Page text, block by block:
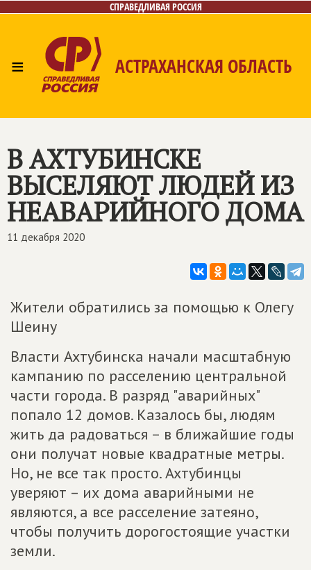
СПРАВЕДЛИВАЯ РОССИЯ
≡ АСТРАХАНСКАЯ ОБЛАСТЬ
Контакты
В АХТУБИНСКЕ
ВЫСЕЛЯЮТ ЛЮДЕЙ ИЗ
НЕАВАРИЙНОГО ДОМА
11 декабря 2020
Жители обратились за помощью к Олегу
Шеину
Власти Ахтубинска начали масштабную
кампанию по расселению центральной
части города. В разряд "аварийных"
попало 12 домов. Казалось бы, людям
жить да радоваться – в ближайшие годы
они получат новые квадратные метры.
Но, не все так просто. Ахтубинцы
уверяют – их дома аварийными не
являются, а все расселение затеяно,
чтобы получить дорогостоящие участки
земли.